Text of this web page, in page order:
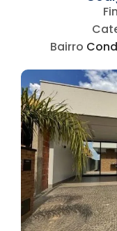
Bairro